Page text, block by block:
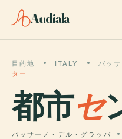
Audiala
目的地 ITALY バッ
ター
都市セ
バッサーノ・デル・グラッパ